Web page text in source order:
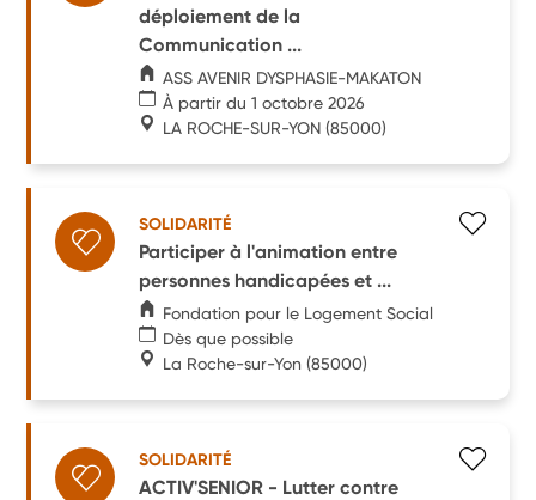
déploiement de la
Communication ...
ASS AVENIR DYSPHASIE-MAKATON
À partir du 1 octobre 2026
LA ROCHE-SUR-YON (85000)
SOLIDARITÉ
Participer à l'animation entre
personnes handicapées et ...
Fondation pour le Logement Social
Dès que possible
La Roche-sur-Yon (85000)
SOLIDARITÉ
ACTIV'SENIOR - Lutter contre